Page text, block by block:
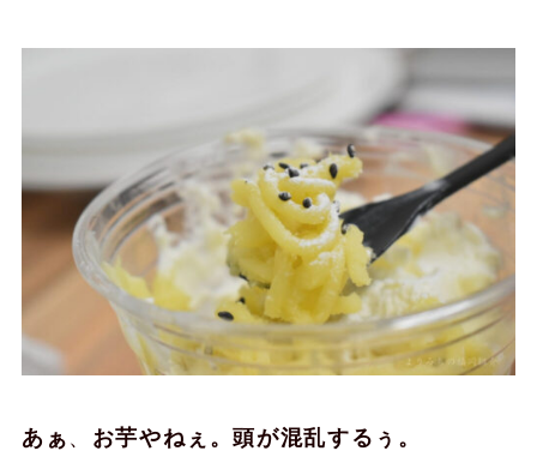
あぁ 、 お芋やねぇ。頭が混乱するぅ。